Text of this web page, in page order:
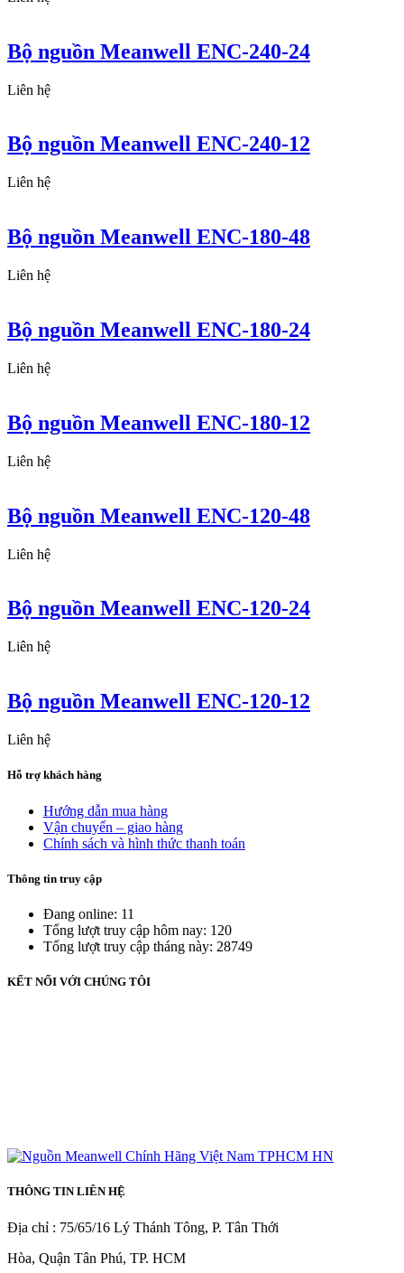
Bộ nguồn Meanwell ENC-240-24
Liên hệ
Bộ nguồn Meanwell ENC-240-12
Liên hệ
Bộ nguồn Meanwell ENC-180-48
Liên hệ
Bộ nguồn Meanwell ENC-180-24
Liên hệ
Bộ nguồn Meanwell ENC-180-12
Liên hệ
Bộ nguồn Meanwell ENC-120-48
Liên hệ
Bộ nguồn Meanwell ENC-120-24
Liên hệ
Bộ nguồn Meanwell ENC-120-12
Liên hệ
Hỗ trợ khách hàng
Hướng dẫn mua hàng
Vận chuyển – giao hàng
Chính sách và hình thức thanh toán
Thông tin truy cập
Đang online: 11
Tổng lượt truy cập hôm nay: 120
Tổng lượt truy cập tháng này: 28749
KẾT NỐI VỚI CHÚNG TÔI
THÔNG TIN LIÊN HỆ
Địa chỉ : 75/65/16 Lý Thánh Tông, P. Tân Thới
Hòa, Quận Tân Phú, TP. HCM